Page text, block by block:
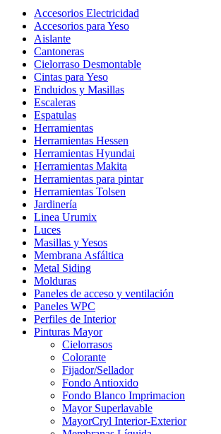
Africano
225ML
cantidad
Accesorios Electricidad
Accesorios para Yeso
Aislante
Cantoneras
Cielorraso Desmontable
Cintas para Yeso
Enduidos y Masillas
Escaleras
Espatulas
Herramientas
Herramientas Hessen
Herramientas Hyundai
Herramientas Makita
Herramientas para pintar
Herramientas Tolsen
Jardinería
Linea Urumix
Luces
Masillas y Yesos
Membrana Asfáltica
Metal Siding
Molduras
Paneles de acceso y ventilación
Paneles WPC
Perfiles de Interior
Pinturas Mayor
Cielorrasos
Colorante
Fijador/Sellador
Fondo Antioxido
Fondo Blanco Imprimacion
Mayor Superlavable
MayorCryl Interior-Exterior